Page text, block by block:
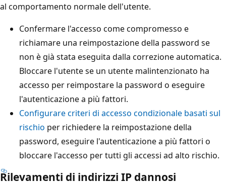
al comportamento normale dell'utente.
Confermare l'accesso come compromesso e
richiamare una reimpostazione della password se
non è già stata eseguita dalla correzione automatica.
Bloccare l'utente se un utente malintenzionato ha
accesso per reimpostare la password o eseguire
l'autenticazione a più fattori.
Configurare criteri di accesso condizionale basati sul
rischio per richiedere la reimpostazione della
password, eseguire l'autenticazione a più fattori o
bloccare l'accesso per tutti gli accessi ad alto rischio.
Rilevamenti di indirizzi IP dannosi